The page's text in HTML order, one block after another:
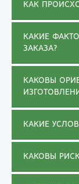
КАК
КАКИЕ
ЗАКАЗА?
КАКОВЫ
КАКИЕ
КАКОВЫ